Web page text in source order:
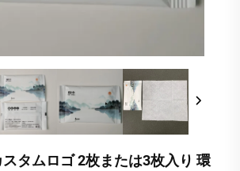
タムロゴ 2枚または3枚入り 環